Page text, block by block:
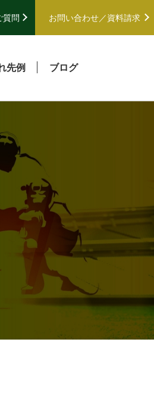
質問 お問い合わせ／資料請求
先例 ブログ